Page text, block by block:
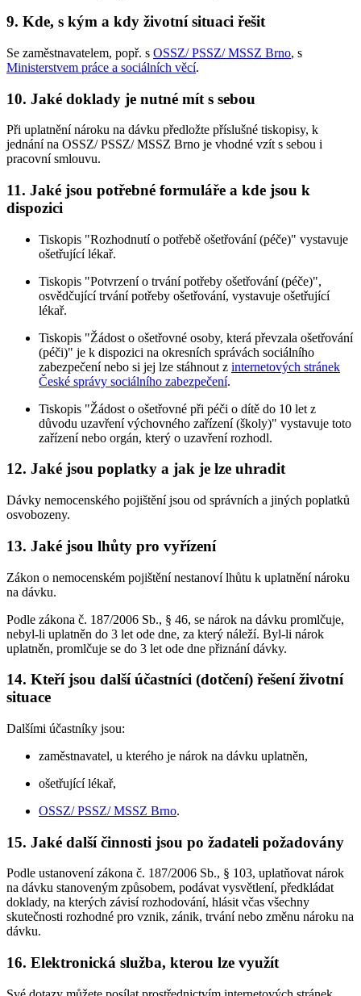
9. Kde, s kým a kdy životní situaci řešit
Se zaměstnavatelem, popř. s OSSZ/ PSSZ/ MSSZ Brno, s
Ministerstvem práce a sociálních věcí.
10. Jaké doklady je nutné mít s sebou
Při uplatnění nároku na dávku předložte příslušné tiskopisy, k
jednání na OSSZ/ PSSZ/ MSSZ Brno je vhodné vzít s sebou i
pracovní smlouvu.
11. Jaké jsou potřebné formuláře a kde jsou k
dispozici
Tiskopis "Rozhodnutí o potřebě ošetřování (péče)" vystavuje
ošetřující lékař.
Tiskopis "Potvrzení o trvání potřeby ošetřování (péče)",
osvědčující trvání potřeby ošetřování, vystavuje ošetřující
lékař.
Tiskopis "Žádost o ošetřovné osoby, která převzala ošetřování
(péči)" je k dispozici na okresních správách sociálního
zabezpečení nebo si jej lze stáhnout z internetových stránek
České správy sociálního zabezpečení.
Tiskopis "Žádost o ošetřovné při péči o dítě do 10 let z
důvodu uzavření výchovného zařízení (školy)" vystavuje toto
zařízení nebo orgán, který o uzavření rozhodl.
12. Jaké jsou poplatky a jak je lze uhradit
Dávky nemocenského pojištění jsou od správních a jiných poplatků
osvobozeny.
13. Jaké jsou lhůty pro vyřízení
Zákon o nemocenském pojištění nestanoví lhůtu k uplatnění nároku
na dávku.
Podle zákona č. 187/2006 Sb., § 46, se nárok na dávku promlčuje,
nebyl-li uplatněn do 3 let ode dne, za který náleží. Byl-li nárok
uplatněn, promlčuje se do 3 let ode dne přiznání dávky.
14. Kteří jsou další účastníci (dotčení) řešení životní
situace
Dalšími účastníky jsou:
zaměstnavatel, u kterého je nárok na dávku uplatněn,
ošetřující lékař,
OSSZ/ PSSZ/ MSSZ Brno.
15. Jaké další činnosti jsou po žadateli požadovány
Podle ustanovení zákona č. 187/2006 Sb., § 103, uplatňovat nárok
na dávku stanoveným způsobem, podávat vysvětlení, předkládat
doklady, na kterých závisí rozhodování, hlásit včas všechny
skutečnosti rozhodné pro vznik, zánik, trvání nebo změnu nároku na
dávku.
16. Elektronická služba, kterou lze využít